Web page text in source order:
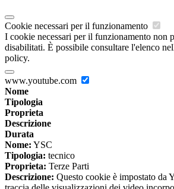
Cookie necessari per il funzionamento
I cookie necessari per il funzionamento non
disabilitati. È possibile consultare l'elenco
policy.
www.youtube.com
Nome
Tipologia
Proprieta
Descrizione
Durata
Nome: YSC
Tipologia: tecnico
Proprieta: Terze Parti
Descrizione: Questo cookie è impostato da